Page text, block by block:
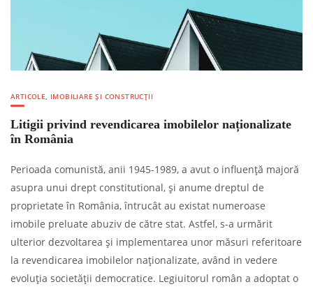
ARTICOLE, IMOBILIARE ȘI CONSTRUCȚII
Litigii privind revendicarea imobilelor naționalizate
în România
Perioada comunistă, anii 1945-1989, a avut o influență majoră
asupra unui drept constitutional, și anume dreptul de
proprietate în România, întrucât au existat numeroase
imobile preluate abuziv de către stat. Astfel, s-a urmărit
ulterior dezvoltarea și implementarea unor măsuri referitoare
la revendicarea imobilelor naționalizate, având in vedere
evoluția societății democratice. Legiuitorul român a adoptat o